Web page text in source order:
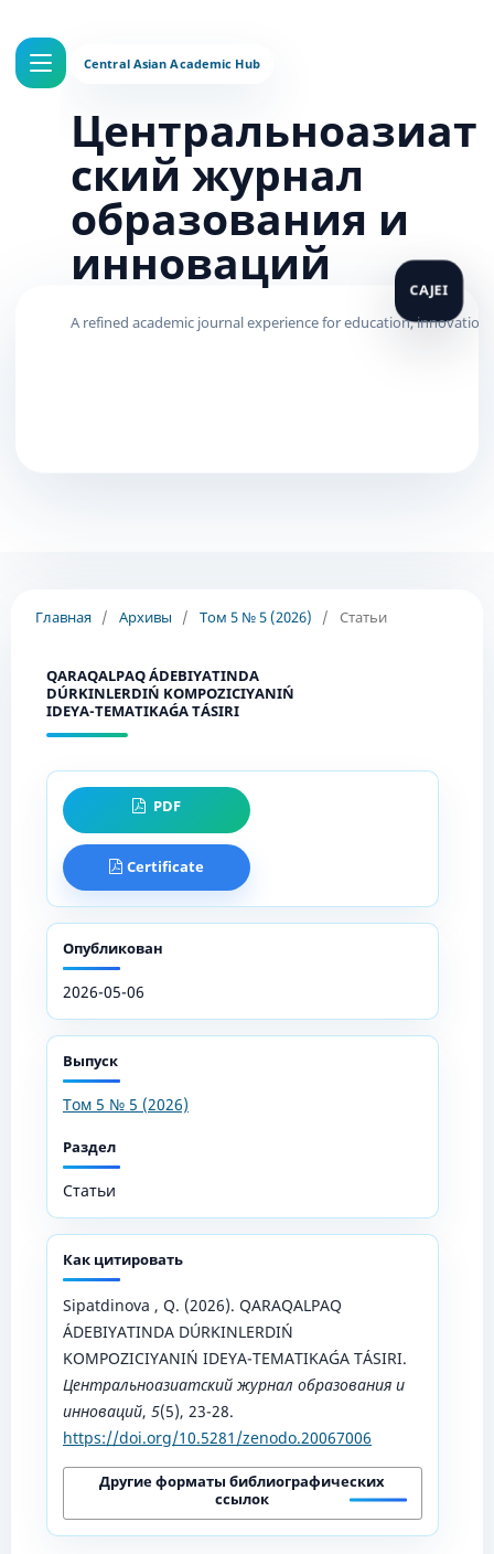
Центральноазиат
ский журнал
образования и
инноваций
Главная / Архивы / Том 5 № 5 (2026) / Статьи
QARAQALPAQ ÁDEBIYATINDA
DÚRKINLERDIŃ KOMPOZICIYANIŃ
IDEYA-TEMATIKAǴA TÁSIRI
PDF
Certificate
Опубликован
2026-05-06
Выпуск
Том 5 № 5 (2026)
Раздел
Статьи
Как цитировать
Sipatdinova , Q. (2026). QARAQALPAQ
ÁDEBIYATINDA DÚRKINLERDIŃ
KOMPOZICIYANIŃ IDEYA-TEMATIKAǴA TÁSIRI.
Центральноазиатский журнал образования и
инноваций, 5(5), 23-28.
https://doi.org/10.5281/zenodo.20067006
Другие форматы библиографических
ссылок